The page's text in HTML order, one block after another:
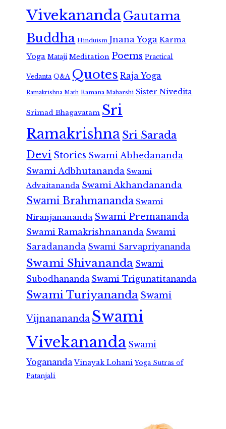
VivekanandaGautama
Buddha Hinduism Jnana Yoga Karma
Yoga Mataji Meditation Poems Practical
Vedanta Q&A Quotes Raja Yoga
Ramakrishna Math Ramana Maharshi Sister Nivedita
Srimad Bhagavatam Sri
RamakrishnaSri Sarada
Devi Stories Swami Abhedananda
Swami Adbhutananda Swami
Advaitananda Swami Akhandananda
Swami Brahmananda Swami
Niranjanananda Swami Premananda
Swami Ramakrishnananda Swami
Saradananda Swami Sarvapriyananda
Swami Shivananda Swami
Subodhananda Swami Trigunatitananda
Swami Turiyananda Swami
Vijnanananda Swami
Vivekananda Swami
Yogananda Vinayak Lohani Yoga Sutras of
Patanjali